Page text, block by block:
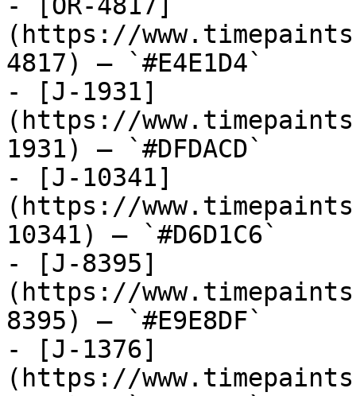
(https://
4817) — `#E4E1D4`
- [J-1931]
(https://
1931) — `#DFDACD`
- [J-10341]
(https://
10341) — `#D6D1C6`
- [J-8395]
(https://
8395) — `#E9E8DF`
- [J-1376]
(https://